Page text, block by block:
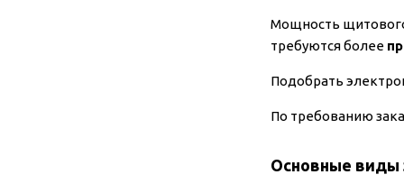
Мощность
требуются более
Подобрать
По требованию
Основные виды